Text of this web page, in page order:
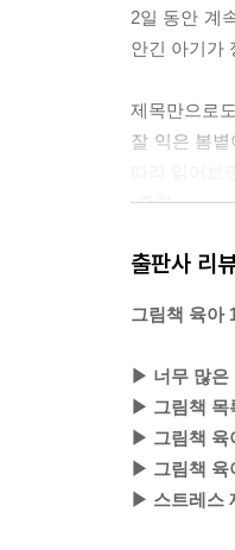
2일 동안 계
안긴 아기가
제목만으로
잘 익은 봄
-중략-
육아에 지치
얼마나 소중
세 살 된 아
면서 말합니
“봐, 향기가
이 소리를
출판사 리
그림책 육아
▶ 너무 많은
▶ 그림책 목
▶ 그림책 육
▶ 그림책 육
▶ 스트레스